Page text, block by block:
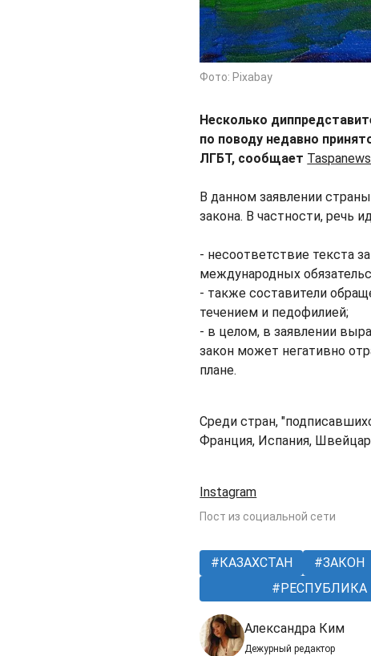
Фото: Pixabay
Несколько
по поводу недавно
ЛГБТ, сообщает
В данном заявлении
закона. В частности, речь
- несоответствие текста
международных
- также составители
течением и педофилией;
- в целом, в заявлении
закон может негативно
плане.
Среди стран,
Франция, Испания,
Instagram
Пост из социальной сети
КАЗАХСТАН ЗАКОН
РЕСПУБЛИКА
Александра Ким
Дежурный редактор